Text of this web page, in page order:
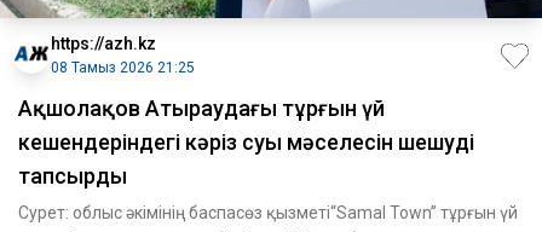
https://azh.kz
08 Тамыз 2026 21:25
​Ақшолақов Атыраудағы тұрғын үй
кешендеріндегі кәріз суы мәселесін шешуді
тапсырды
Сурет: облыс әкімінің баспасөз қызметі“Samal Town” тұрғын үй